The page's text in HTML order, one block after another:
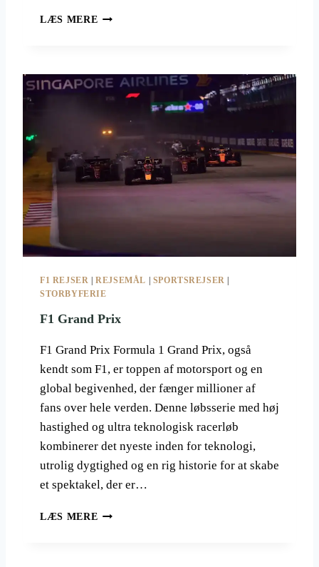
LÆS MERE F
P
A
G
R
N
D
2
2
F1 REJSER |REJSEMÅL SPORTSREJSER
STORBYFERIE
F1 Grand Prix
F1 Grand Prix Formula 1 Grand Prix, også
kendt som F1, er toppen af motorsport og en
global begivenhed, der fænger millioner af
fans over hele verden. Denne løbsserie med høj
hastighed og ultra teknologisk racerløb
kombinerer det nyeste inden for teknologi,
utrolig dygtighed og en rig historie for at skabe
et spektakel, der er…
LÆS MERE F